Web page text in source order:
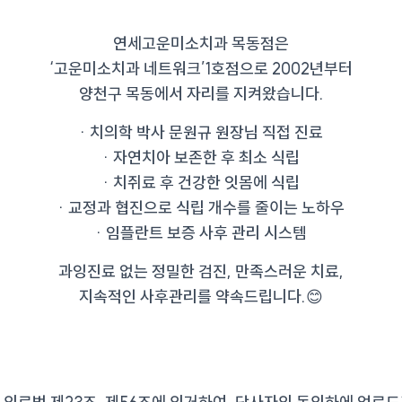
연세고운미소치과 목동점은
‘고운미소치과 네트워크’1호점으로 2002년부터
양천구 목동에서 자리를 지켜왔습니다.
· 치의학 박사 문원규 원장님 직접 진료
· 자연치아 보존한 후 최소 식립
· 치쥐료 후 건강한 잇몸에 식립
· 교정과 협진으로 식립 개수를 줄이는 노하우
· 임플란트 보증 사후 관리 시스템
과잉진료 없는 정밀한 검진, 만족스러운 치료,
지속적인 사후관리를 약속드립니다.😊